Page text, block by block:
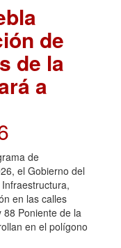
de
de la
a
de
el Gobierno del
en las calles
Poniente de la
en el polígono